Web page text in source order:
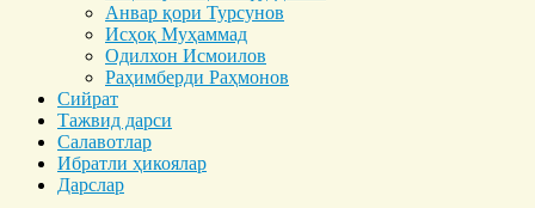
Анвар қори Турсунов
Исҳоқ Муҳаммад
Одилхон Исмоилов
Раҳимберди Раҳмонов
Сийрат
Тажвид дарси
Салавотлар
Ибратли ҳикоялар
Дарслар